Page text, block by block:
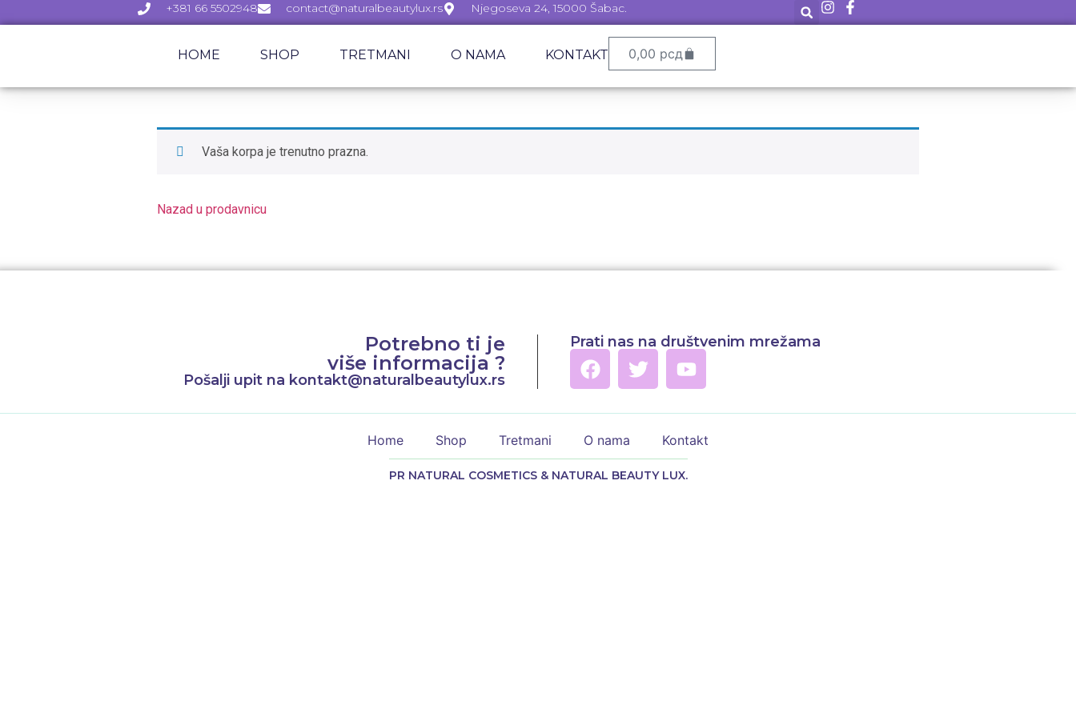
+381 66 5502948 contact@naturalbeautylux.rs Njegoseva 24, 15000 Šabac.
HOME SHOP TRETMANI O NAMA KONTAKT 0,00 рсд
Vaša korpa je trenutno prazna.
Nazad u prodavnicu
Potrebno ti je
više informacija ?
Pošalji upit na kontakt@naturalbeautylux.rs
Prati nas na društvenim mrežama
Home Shop Tretmani O nama Kontakt
PR NATURAL COSMETICS & NATURAL BEAUTY LUX.